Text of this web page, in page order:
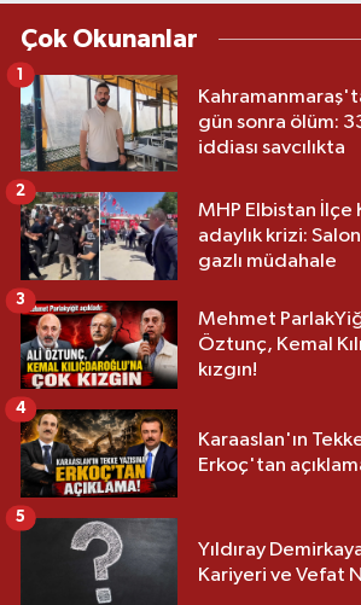
Çok Okunanlar
gün sonra ölüm:
iddiası savcılıkta
1
MHP Elbistan İlçe
adaylık krizi:
gazlı müdahale
2
Mehmet
Öztunç, Kemal
kızgın!
3
Karaaslan'ın
Erkoç'tan
4
Yıldıray
Kariyeri ve Vefat
5